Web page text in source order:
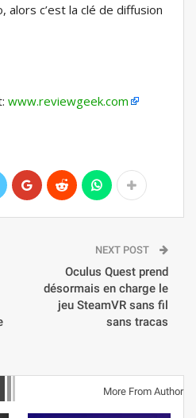
alors c’est la clé de diffusion
www.reviewgeek.com
NEXT POST
Oculus Quest prend
désormais en charge le
jeu SteamVR sans fil
sans tracas
More From Author